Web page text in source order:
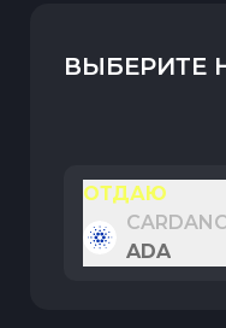
ВЫБЕРИТЕ
ОТДАЮ
ADA